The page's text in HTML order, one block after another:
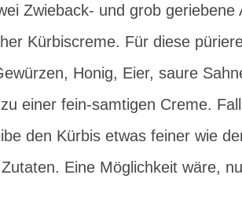
Zwieback- und grob geriebene
Kürbiscreme. Für diese
Honig, Eier, saure
einer fein-samtigen Creme.
den Kürbis etwas feiner wie
Eine Möglichkeit wäre,